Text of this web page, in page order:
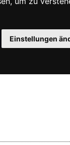
Einstellungen